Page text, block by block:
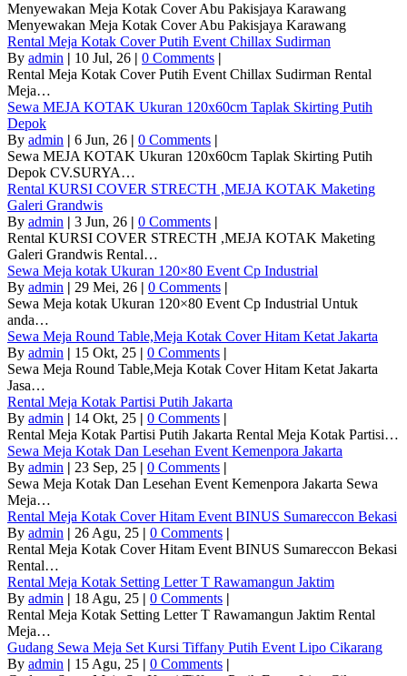
Menyewakan Meja Kotak Cover Abu Pakisjaya Karawang
Menyewakan Meja Kotak Cover Abu Pakisjaya Karawang
Rental Meja Kotak Cover Putih Event Chillax Sudirman
By admin | 10 Jul, 26 | 0 Comments |
Rental Meja Kotak Cover Putih Event Chillax Sudirman Rental
Meja…
Sewa MEJA KOTAK Ukuran 120x60cm Taplak Skirting Putih
Depok
By admin | 6 Jun, 26 | 0 Comments |
Sewa MEJA KOTAK Ukuran 120x60cm Taplak Skirting Putih
Depok CV.SURYA…
Rental KURSI COVER STRECTH ,MEJA KOTAK Maketing
Galeri Grandwis
By admin | 3 Jun, 26 | 0 Comments |
Rental KURSI COVER STRECTH ,MEJA KOTAK Maketing
Galeri Grandwis Rental…
Sewa Meja kotak Ukuran 120×80 Event Cp Industrial
By admin | 29 Mei, 26 | 0 Comments |
Sewa Meja kotak Ukuran 120×80 Event Cp Industrial Untuk
anda…
Sewa Meja Round Table,Meja Kotak Cover Hitam Ketat Jakarta
By admin | 15 Okt, 25 | 0 Comments |
Sewa Meja Round Table,Meja Kotak Cover Hitam Ketat Jakarta
Jasa…
Rental Meja Kotak Partisi Putih Jakarta
By admin | 14 Okt, 25 | 0 Comments |
Rental Meja Kotak Partisi Putih Jakarta Rental Meja Kotak Partisi…
Sewa Meja Kotak Dan Lesehan Event Kemenpora Jakarta
By admin | 23 Sep, 25 | 0 Comments |
Sewa Meja Kotak Dan Lesehan Event Kemenpora Jakarta Sewa
Meja…
Rental Meja Kotak Cover Hitam Event BINUS Sumareccon Bekasi
By admin | 26 Agu, 25 | 0 Comments |
Rental Meja Kotak Cover Hitam Event BINUS Sumareccon Bekasi
Rental…
Rental Meja Kotak Setting Letter T Rawamangun Jaktim
By admin | 18 Agu, 25 | 0 Comments |
Rental Meja Kotak Setting Letter T Rawamangun Jaktim Rental
Meja…
Gudang Sewa Meja Set Kursi Tiffany Putih Event Lipo Cikarang
By admin | 15 Agu, 25 | 0 Comments |